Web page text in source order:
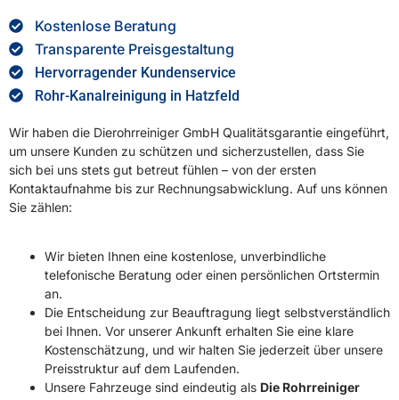
Kostenlose Beratung
Transparente Preisgestaltung
Hervorragender Kundenservice
Rohr-Kanalreinigung in Hatzfeld
Wir haben die Dierohrreiniger GmbH Qualitätsgarantie eingeführt,
um unsere Kunden zu schützen und sicherzustellen, dass Sie
sich bei uns stets gut betreut fühlen – von der ersten
Kontaktaufnahme bis zur Rechnungsabwicklung. Auf uns können
Sie zählen:
Wir bieten Ihnen eine kostenlose, unverbindliche
telefonische Beratung oder einen persönlichen Ortstermin
an.
Die Entscheidung zur Beauftragung liegt selbstverständlich
bei Ihnen. Vor unserer Ankunft erhalten Sie eine klare
Kostenschätzung, und wir halten Sie jederzeit über unsere
Preisstruktur auf dem Laufenden.
Unsere Fahrzeuge sind eindeutig als Die Rohrreiniger